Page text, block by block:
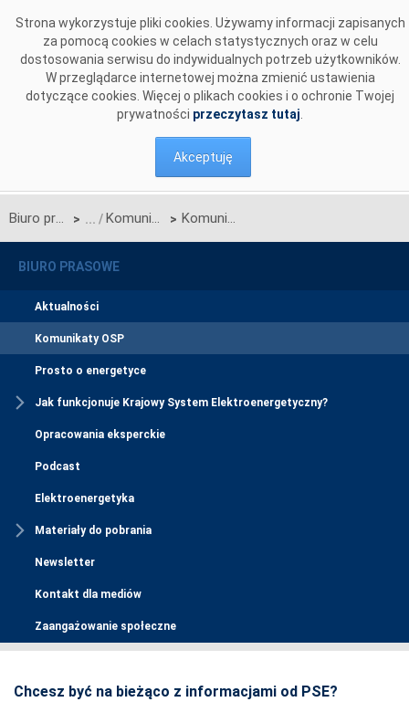
Strona wykorzystuje pliki cookies. Używamy informacji zapisanych
za pomocą cookies w celach statystycznych oraz w celu
dostosowania serwisu do indywidualnych potrzeb użytkowników.
W przeglądarce internetowej można zmienić ustawienia
dotyczące cookies. Więcej o plikach cookies i o ochronie Twojej
prywatności przeczytasz tutaj
Akceptuję
Biuro prasowe > Komunikaty OSP > Komunikat w sprawie rozpoczęcia procesu jednostronnego przetargu miesięcznego na zdolności przesyłowe połączenia PSE S.A. i NEK UKRENERGO na CZERWIEC 2017 r.
BIURO PRASOWE
Aktualności
Komunikaty OSP
Prosto o energetyce
Jak funkcjonuje Krajowy System Elektroenergetyczny?
Opracowania eksperckie
Podcast
Elektroenergetyka
Materiały do pobrania
Newsletter
Kontakt dla mediów
Zaangażowanie społeczne
Chcesz być na bieżąco z informacjami od PSE?